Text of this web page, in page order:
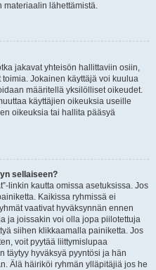
materiaalin lähettämistä.
jakavat yhteisön hallittaviin osiin,
Jokainen käyttäjä voi kuulua
määritellä yksilölliset oikeudet.
käyttäjien oikeuksia useille
oikeuksia tai hallita pääsyä
sellaiseen?
linkin kautta omissa asetuksissa. Jos
Kaikissa ryhmissä ei
vaativat hyväksynnän ennen
ja joissakin voi olla jopa piilotettuja
siihen klikkaamalla painiketta. Jos
voit pyytää liittymislupaa
täytyy hyväksyä pyyntösi ja hän
Älä häiriköi ryhmän ylläpitäjiä jos he